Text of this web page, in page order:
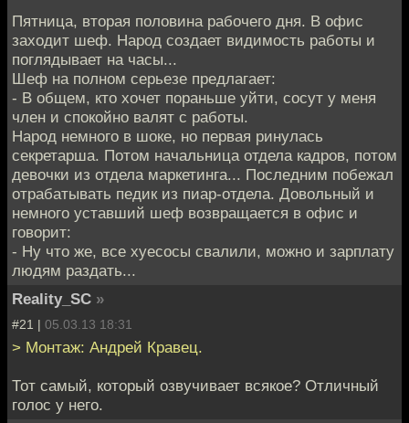
Пятница, вторая половина рабочего дня. В офис
заходит шеф. Народ создает видимость работы и
поглядывает на часы...
Шеф на полном серьезе предлагает:
- В общем, кто хочет пораньше уйти, сосут у меня
член и спокойно валят с работы.
Народ немного в шоке, но первая ринулась
секретарша. Потом начальница отдела кадров, потом
девочки из отдела маркетинга... Последним побежал
отрабатывать педик из пиар-отдела. Довольный и
немного уставший шеф возвращается в офис и
говорит:
- Ну что же, все хуесосы свалили, можно и зарплату
людям раздать...
Reality_SC »
#21 | 05.03.13 18:31
> Монтаж: Андрей Кравец.
Тот самый, который озвучивает всякое? Отличный
голос у него.